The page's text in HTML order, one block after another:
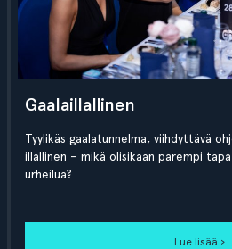
Gaalaillallinen
Tyylikäs gaalatunnelma, viihdyttävä
illallinen – mikä olisikaan parempi
urheilua?
Lue lisää ›